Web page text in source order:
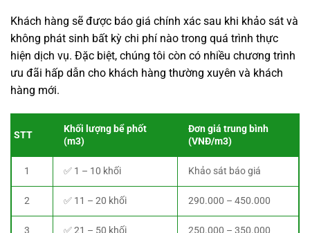
Khách hàng sẽ được báo giá chính xác sau khi khảo sát và
không phát sinh bất kỳ chi phí nào trong quá trình thực
hiện dịch vụ. Đặc biệt, chúng tôi còn có nhiều chương trình
ưu đãi hấp dẫn cho khách hàng thường xuyên và khách
hàng mới.
STT
Khối lượng bể phốt
(m3)
Đơn giá trung bình
(VNĐ/m3)
1 ✅ 1 – 10 khối Khảo sát báo giá
2 ✅ 11 – 20 khối 290.000 – 450.000
3 ✅ 21 – 50 khối 250.000 – 350.000